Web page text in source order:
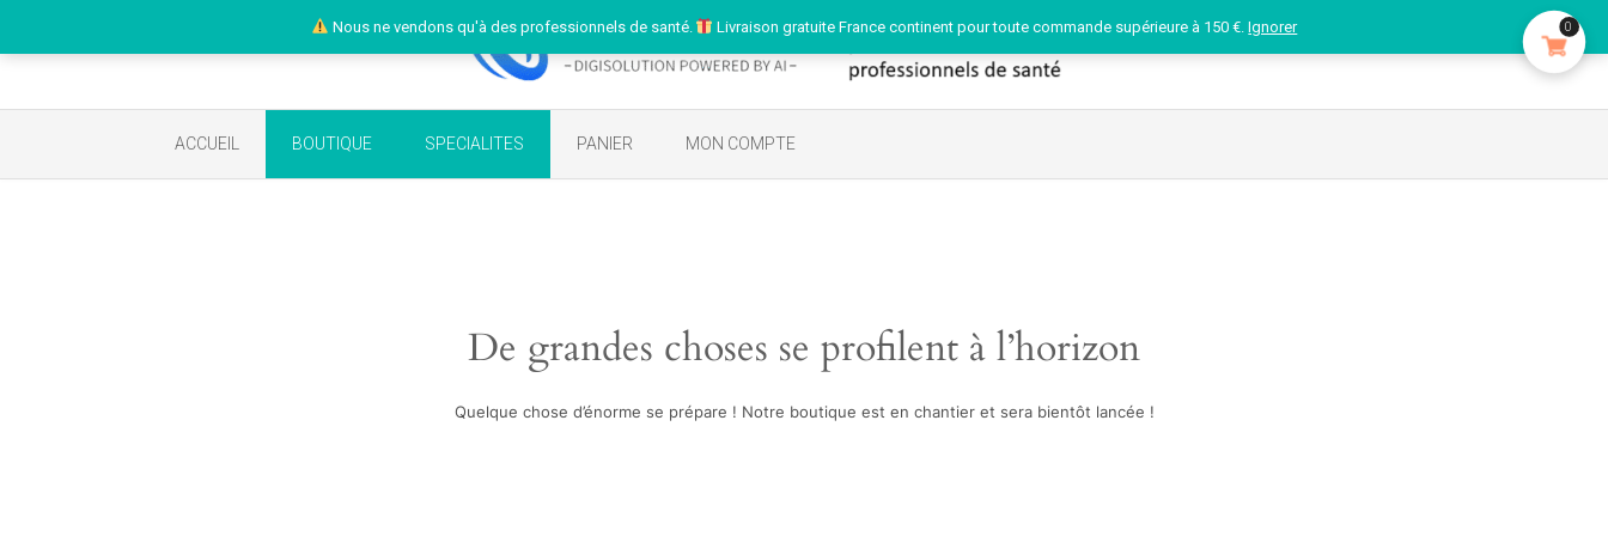
Nous ne vendons qu'à des professionnels de santé. Livraison gratuite France continent pour toute commande supérieure à 150 €.Ignorer
ACCUEIL BOUTIQUE SPECIALITES PANIER MON COMPTE
De grandes choses se profilent à l’horizon
Quelque chose d’énorme se prépare ! Notre boutique est en chantier et sera bientôt lancée !
0